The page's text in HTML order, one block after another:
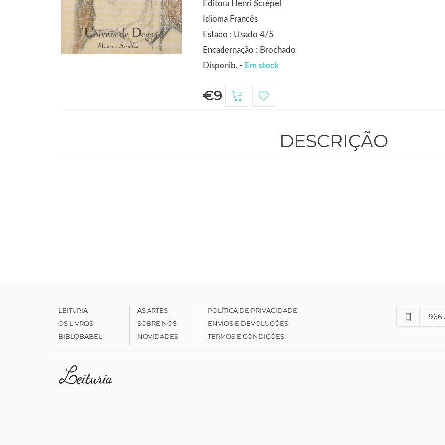
Editora Henri Scrépel
Idioma Francês
Estado : Usado 4/5
Encadernação : Brochado
Disponib. - Em stock
€9
DESCRIÇÃO
LEITURIA
OS LIVROS
BIBLOBABEL
AS ARTES
SOBRE NÓS
NOVIDADES
POLÍTICA DE PRIVACIDADE
ENVIOS E DEVOLUÇÕES
TERMOS E CONDIÇÕES
966